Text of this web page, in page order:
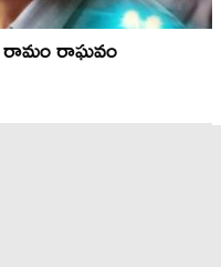
రామం రాఘవం